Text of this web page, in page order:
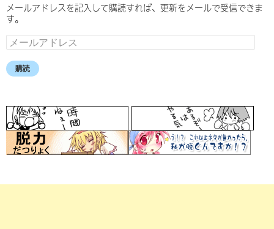
メールアドレスを記入して購読すれば、更新をメールで受信できま
す。
メ
ー
ル
ア
ス
購読